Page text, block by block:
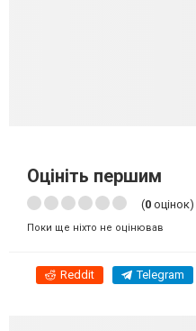
Оцініть першим
(0 оцінок)
Поки ще ніхто не оцінював
Reddit Telegram